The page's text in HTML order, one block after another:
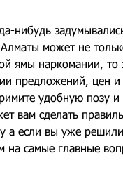
нибудь
может не
ямы наркомании, то
предложений, цен
удобную позу и
вам сделать
а если вы уже
на самые главные